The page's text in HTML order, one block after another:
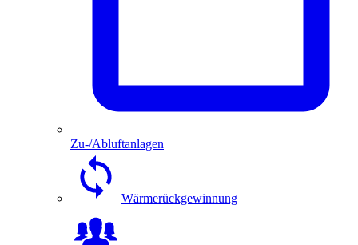
Zu-/Abluftanlagen
Wärmerückgewinnung